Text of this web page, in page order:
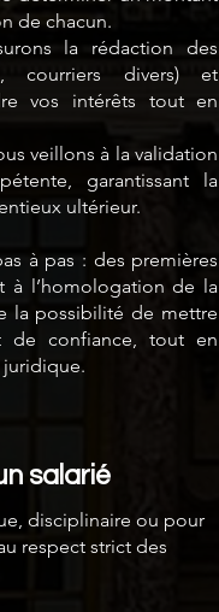
de chacun.
la rédaction des
courriers divers) et
vos intérêts tout en
veillons à la validation
garantissant la
ultérieur.
à pas : des premières
à l’homologation de la
la possibilité de mettre
de confiance, tout en
juridique.
salarié
disciplinaire ou pour
respect strict des